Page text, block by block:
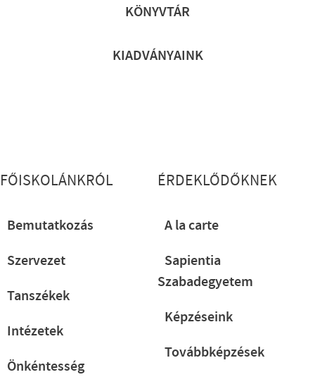
KÖNYVTÁR
KIADVÁNYAINK
FŐISKOLÁNKRÓL
Bemutatkozás
Szervezet
Tanszékek
Intézetek
Önkéntesség
ÉRDEKLŐDŐKNEK
A la carte
Sapientia
Szabadegyetem
Képzéseink
Továbbképzések